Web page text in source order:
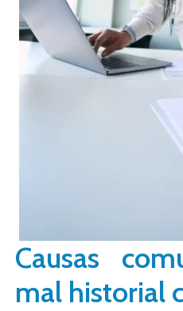
Causas
mal historial